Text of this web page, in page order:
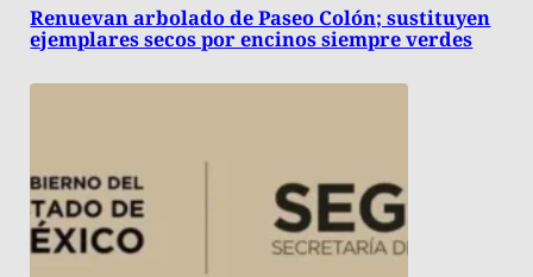
Renuevan arbolado de Paseo Colón; sustituyen
ejemplares secos por encinos siempre verdes